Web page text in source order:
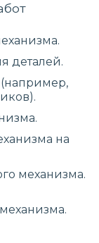
деталей.
на
механизма.